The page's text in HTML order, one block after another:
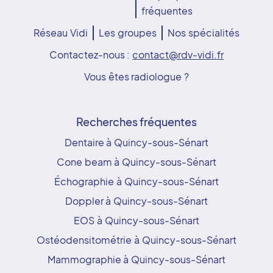
fréquentes
Réseau Vidi
Les groupes
Nos spécialités
Contactez-nous : contact@rdv-vidi.fr
Vous êtes radiologue ?
Recherches fréquentes
Dentaire à Quincy-sous-Sénart
Cone beam à Quincy-sous-Sénart
Échographie à Quincy-sous-Sénart
Doppler à Quincy-sous-Sénart
EOS à Quincy-sous-Sénart
Ostéodensitométrie à Quincy-sous-Sénart
Mammographie à Quincy-sous-Sénart